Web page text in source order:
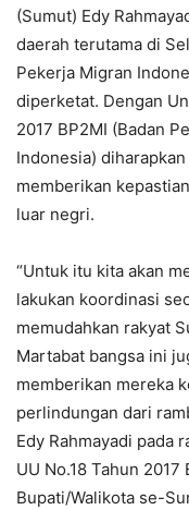
(Sumut) Edy
daerah terutama di
Pekerja Migran
diperketat. Dengan
2017 BP2MI (Badan
Indonesia)
memberikan
luar negri.
“Untuk itu kita akan
lakukan koordinasi
memudahkan rakyat
Martabat bangsa ini
memberikan mereka
perlindungan dari
Edy Rahmayadi pada
UU No.18 Tahun
Bupati/Walikota se-